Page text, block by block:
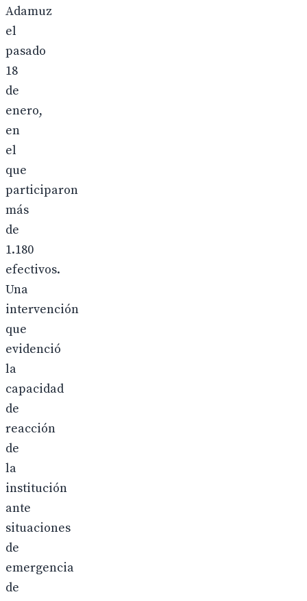
Adamuz
el
pasado
18
de
enero,
en
el
que
participaron
más
de
1.180
efectivos.
Una
intervención
que
evidenció
la
capacidad
de
reacción
de
la
institución
ante
situaciones
de
emergencia
de